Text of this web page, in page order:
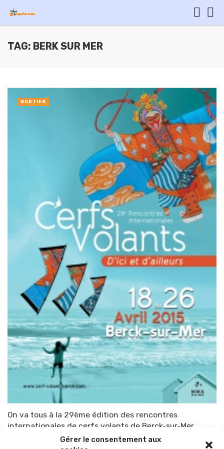
Gérer le consentement aux
TAG: BERK SUR MER
On va tous à la 29ème édition des rencontres
internationales de cerfs volants de Berck-sur-Mer
TOP-PARENTS 3 avril 2015
SORTIES